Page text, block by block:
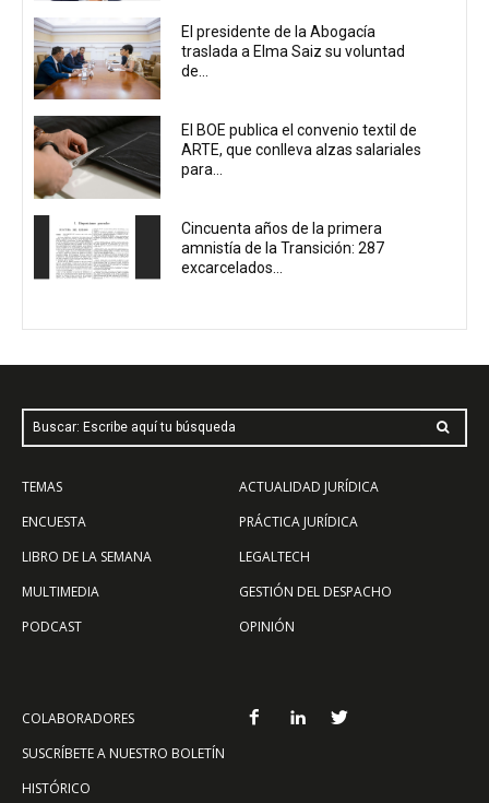
El presidente de la Abogacía
traslada a Elma Saiz su voluntad
de...
El BOE publica el convenio textil de
ARTE, que conlleva alzas salariales
para...
Cincuenta años de la primera
amnistía de la Transición: 287
excarcelados...
Buscar: Escribe aquí tu búsqueda
TEMAS
ENCUESTA
LIBRO DE LA SEMANA
MULTIMEDIA
PODCAST
ACTUALIDAD JURÍDICA
PRÁCTICA JURÍDICA
LEGALTECH
GESTIÓN DEL DESPACHO
OPINIÓN
COLABORADORES
SUSCRÍBETE A NUESTRO BOLETÍN
HISTÓRICO